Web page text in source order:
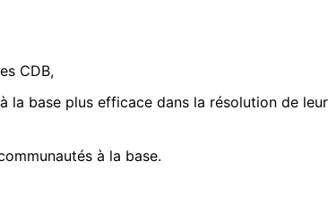
CDB,
la base plus efficace dans la résolution de
à la base.